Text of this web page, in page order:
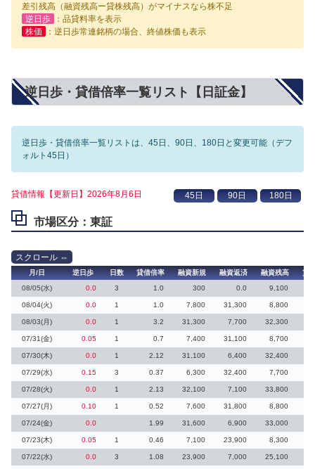
差引残高（融資残高ー貸株残高）がマイナスなら株不足
逆日歩
：品貸料率を表示
株価
：逆日歩常連銘柄の場合、終値株価も表示
逆日歩・貸借倍率一覧リスト【日証金】
逆日歩・貸借倍率一覧リストは、45日、90日、180日と変更可能（デフ
ォルト45日）
貸借情報【更新日】2026年8月6日
市場区分：東証
月/日 逆日歩 日数 貸借倍率 融資新規 融資返済 融資残高
貸
08/05(水)
0.0 3 1.0 300 0.0 9,100
08/04(火) 0.0 1 1.0 7,800 31,300 8,800
08/03(月) 0.0 1 3.2 31,300 7,700 32,300
07/31(金) 0.05 1 0.7 7,400 31,100 8,700
07/30(木) 0.0 1 2.12 31,100 6,400 32,400
07/29(水) 0.15 3 0.37 6,300 32,400 7,700
07/28(火) 0.0 1 2.13 32,100 7,100 33,800
07/27(月) 0.10 1 0.52 7,600 31,800 8,800
07/24(金) 0.0 1.99 31,600 6,900 33,000
07/23(木) 0.05 1 0.46 7,100 23,900 8,300
07/22(水) 0.0 3 1.08 23,900 7,000 25,100